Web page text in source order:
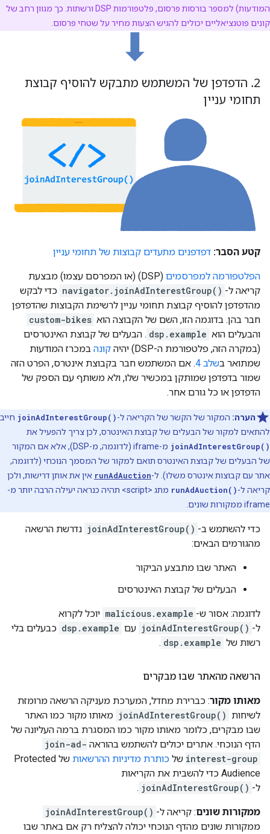
המודעות) למספר בורסות פרסום, פלטפורמות DSP ורשתות. כך מגוון רחב של
קונים פוטנציאליים יכולים להגיש הצעות מחיר על שטחי פרסום.
⬇︎
2
. הדפדפן של המשתמש מתבקש להוסיף קבוצת
תחומי עניין
קטע הסבר: דפדפנים מתעדים קבוצות של תחומי עניין
הפלטפורמה למפרסמים
(DSP) (או המפרסם עצמו) מבצעת
קריאה ל- navigator.joinAdInterestGroup() כדי לבקש
מהדפדפן להוסיף קבוצת תחומי עניין לרשימת הקבוצות שהדפדפן
חבר בהן. בדוגמה הזו, השם של הקבוצה הוא custom-bikes
והבעלים הוא dsp.example . הבעלים של קבוצת האינטרסים
(במקרה הזה, פלטפורמת ה-DSP) יהיה
קונה במכרז המודעות
שמתואר בשלב 4
. אם המשתמש חבר בקבוצת אינטרס, הפרט הזה
שמור בדפדפן שמותקן במכשיר שלו, ולא משותף עם הספק של
הדפדפן או כל גורם אחר.
הערה: המקור של הקשר של הקריאה ל-joinAdInterestGroup() חייב
להתאים למקור של הבעלים של קבוצת האינטרס, לכן צריך להפעיל את
joinAdInterestGroup()
מ-iframe (לדוגמה, מ-DSP), אלא אם המקור
של הבעלים של קבוצת האינטרס תואם למקור של המסמך הנוכחי (לדוגמה,
אתר עם קבוצות אינטרס משלו). ל-runAdAuction אין את אותן דרישות, ולכן
קריאה ל-runAdAuction()
מתג <script> תהיה כנראה יעילה הרבה יותר מ-
iframe ממקורות שונים.
כדי להשתמש ב- joinAdInterestGroup() נדרשת הרשאה
מהגורמים הבאים:
האתר שבו מתבצע הביקור
הבעלים של קבוצת האינטרסים
לדוגמה: אסור ש- malicious.example יוכל לקרוא
ל- joinAdInterestGroup() עם dsp.example כבעלים בלי
רשות של dsp.example
.
הרשאה מהאתר שבו מבקרים
מאותו מקור: כברירת מחדל, המערכת מעניקה הרשאה מרומזת
לשיחות joinAdInterestGroup() מאותו מקור כמו האתר
שבו מבקרים, כלומר מאותו מקור כמו המסגרת ברמה העליונה של
הדף הנוכחי. אתרים יכולים להשתמש בהוראה join-ad-
interest-group של כותרת מדיניות ההרשאות
של Protected
Audience כדי להשבית את הקריאות
ל- joinAdInterestGroup()
.
ממקורות שונים: קריאה ל- joinAdInterestGroup()
ממקורות שונים מהדף הנוכחי יכולה להצליח רק אם באתר שבו